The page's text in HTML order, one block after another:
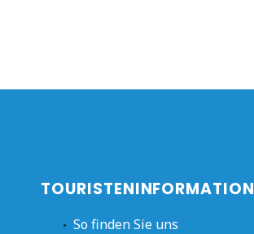
TOURISTENINFORMATION
So finden Sie uns